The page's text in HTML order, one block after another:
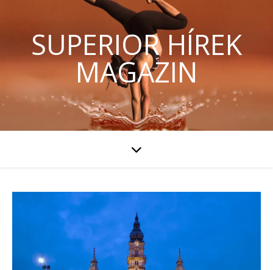
SUPERIOR HÍREK
MAGAZIN